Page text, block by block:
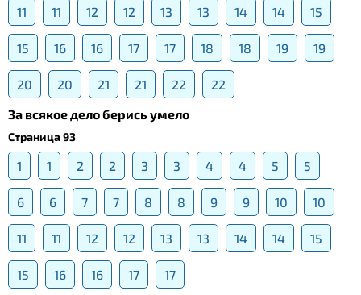
11 11 12 12 13 13 14 14 15
15 16 16 17 17 18 18 19 19
20 20 21 21 22
22
За всякое дело берись умело
Страница 93
1 1 2 2 3 3 4 4 5 5
6 6 7 7 8 8 9 9 10 10
11 11 12 12 13 13 14 14 15
15 16 16 17 17